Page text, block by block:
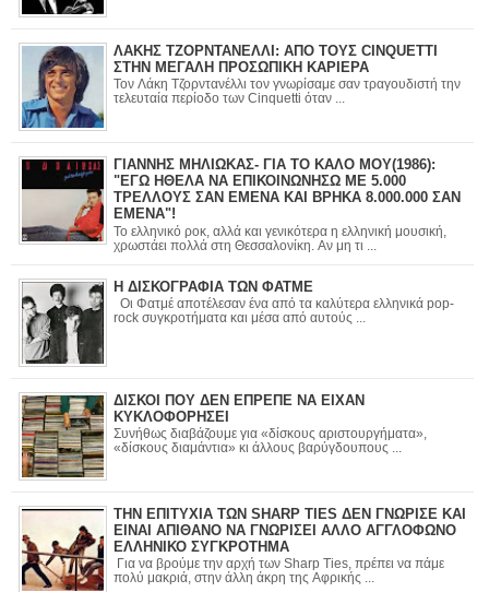
ΛΑΚΗΣ ΤΖΟΡΝΤΑΝΕΛΛΙ: ΑΠΟ ΤΟΥΣ CINQUETTI
ΣΤΗΝ ΜΕΓΑΛΗ ΠΡΟΣΩΠΙΚΗ ΚΑΡΙΕΡΑ
Τον Λάκη Τζορντανέλλι τον γνωρίσαμε σαν τραγουδιστή την
τελευταία περίοδο των Cinquetti όταν ...
ΓΙΑΝΝΗΣ ΜΗΛΙΩΚΑΣ- ΓΙΑ ΤΟ ΚΑΛΟ ΜΟΥ(1986):
"ΕΓΩ ΗΘΕΛΑ ΝΑ ΕΠΙΚΟΙΝΩΝΗΣΩ ΜΕ 5.000
ΤΡΕΛΛΟΥΣ ΣΑΝ ΕΜΕΝΑ ΚΑΙ ΒΡΗΚΑ 8.000.000 ΣΑΝ
ΕΜΕΝΑ"!
Το ελληνικό ροκ, αλλά και γενικότερα η ελληνική μουσική,
χρωστάει πολλά στη Θεσσαλονίκη. Αν μη τι ...
Η ΔΙΣΚΟΓΡΑΦΙΑ ΤΩΝ ΦΑΤΜΕ
Οι Φατμέ αποτέλεσαν ένα από τα καλύτερα ελληνικά pop-
rock συγκροτήματα και μέσα από αυτούς ...
ΔΙΣΚΟΙ ΠΟΥ ΔΕΝ ΕΠΡΕΠΕ ΝΑ ΕΙΧΑΝ
ΚΥΚΛΟΦΟΡΗΣΕΙ
Συνήθως διαβάζουμε για «δίσκους αριστουργήματα»,
«δίσκους διαμάντια» κι άλλους βαρύγδουπους ...
ΤΗΝ ΕΠΙΤΥΧΙΑ ΤΩΝ SHARP TIES ΔΕΝ ΓΝΩΡΙΣΕ ΚΑΙ
ΕΙΝΑΙ ΑΠΙΘΑΝΟ ΝΑ ΓΝΩΡΙΣΕΙ ΑΛΛΟ ΑΓΓΛΟΦΩΝΟ
ΕΛΛΗΝΙΚΟ ΣΥΓΚΡΟΤΗΜΑ
Για να βρούμε την αρχή των Sharp Ties, πρέπει να πάμε
πολύ μακριά, στην άλλη άκρη της Αφρικής ...